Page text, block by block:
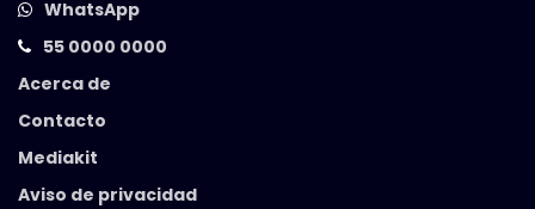
WhatsApp
55 0000 0000
Acerca de
Contacto
Mediakit
Aviso de privacidad